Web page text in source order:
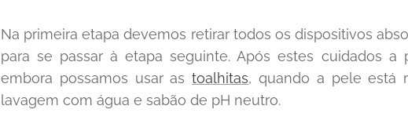
Na primeira etapa devemos retirar todos os dispositivos
para se passar à etapa seguinte. Após estes cuidados
embora possamos usar astoalhitas, quando a pele está
lavagem com água e sabão de pH neutro.